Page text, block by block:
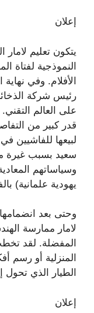
إعلان
يتكون تعليم
النموذجية لفتاة
الأفلام. وفي
رئيس شركة
على العالم
قدر كبير من
لبيعها للفاشيين
سعيد بسبب غيرة
وسياساتهم
يهودية علمانية)
وحتى بعد
لامار ممارسة
المفضلة. لقد
المنزلية أو رسم
الطيار الذي
إعلان